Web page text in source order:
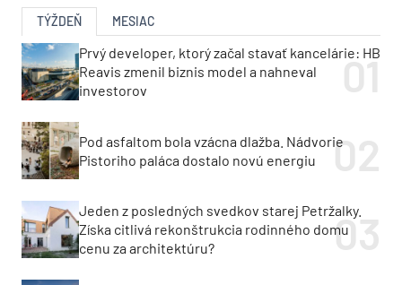
TÝŽDEŇ MESIAC
Prvý developer, ktorý začal stavať kancelárie: HB
Reavis zmenil biznis model a nahneval
investorov
Pod asfaltom bola vzácna dlažba. Nádvorie
Pistoriho paláca dostalo novú energiu
Jeden z posledných svedkov starej Petržalky.
Získa citlivá rekonštrukcia rodinného domu
cenu za architektúru?